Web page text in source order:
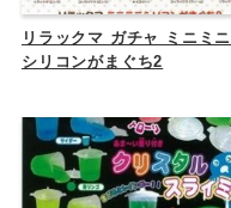
リラックマ ガチャ ミニミニ
シリコンがまぐち2